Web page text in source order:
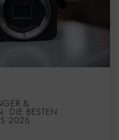
&
DIE BESTEN
2026